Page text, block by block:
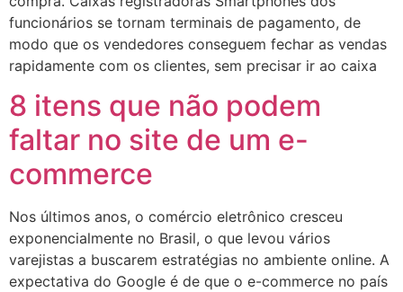
funcionários se tornam terminais de pagamento, de
modo que os vendedores conseguem fechar as vendas
rapidamente com os clientes, sem precisar ir ao caixa
8 itens que não podem
faltar no site de um e-
commerce
Nos últimos anos, o comércio eletrônico cresceu
exponencialmente no Brasil, o que levou vários
varejistas a buscarem estratégias no ambiente online. A
expectativa do Google é de que o e-commerce no país